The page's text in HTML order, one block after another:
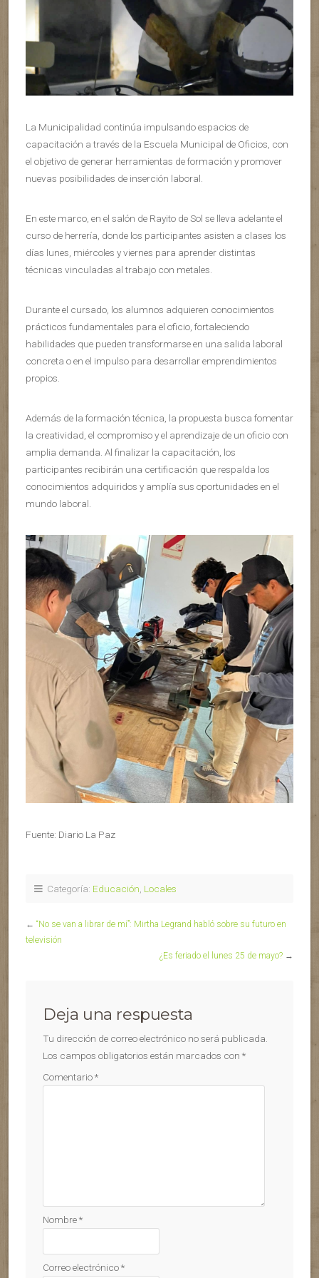
La Municipalidad continúa impulsando espacios de
capacitación a través de la Escuela Municipal de Oficios, con
el objetivo de generar herramientas de formación y promover
nuevas posibilidades de inserción laboral.
En este marco, en el salón de Rayito de Sol se lleva adelante el
curso de herrería, donde los participantes asisten a clases los
días lunes, miércoles y viernes para aprender distintas
técnicas vinculadas al trabajo con metales.
Durante el cursado, los alumnos adquieren conocimientos
prácticos fundamentales para el oficio, fortaleciendo
habilidades que pueden transformarse en una salida laboral
concreta o en el impulso para desarrollar emprendimientos
propios.
Además de la formación técnica, la propuesta busca fomentar
la creatividad, el compromiso y el aprendizaje de un oficio con
amplia demanda. Al finalizar la capacitación, los
participantes recibirán una certificación que respalda los
conocimientos adquiridos y amplía sus oportunidades en el
mundo laboral.
Fuente: Diario La Paz
Categoría: Educación Locales
← “No se van a librar de mí”: Mirtha Legrand habló sobre su futuro en
televisión
¿Es feriado el lunes 25 de mayo? →
Deja una respuesta
Tu dirección de correo electrónico no será publicada.
Los campos obligatorios están marcados con *
Comentario*
Nombre*
Correo electrónico*